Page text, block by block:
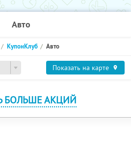
Авто
КупонКлуб Авто
Показать на карте
БОЛЬШЕ АКЦИЙ